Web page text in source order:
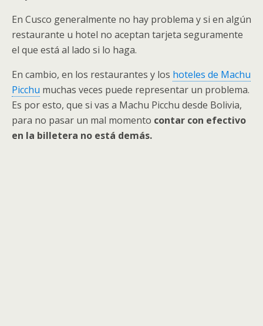
En Cusco generalmente no hay problema y si en algún
restaurante u hotel no aceptan tarjeta seguramente
el que está al lado si lo haga.
En cambio, en los restaurantes y los hoteles de Machu
Picchu muchas veces puede representar un problema.
Es por esto, que si vas a Machu Picchu desde Bolivia,
para no pasar un mal momento contar con efectivo
en la billetera no está demás.